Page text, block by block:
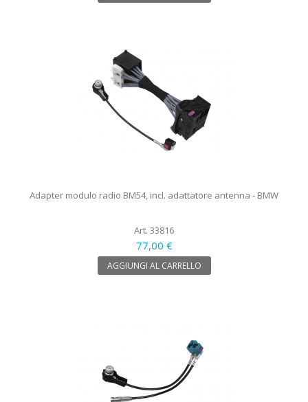
Adapter modulo radio BM54, incl. adattatore antenna - BMW
Art. 33816
77,00 €
AGGIUNGI AL CARRELLO